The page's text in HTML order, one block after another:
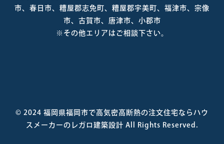
市、春日市、糟屋郡志免町、糟屋郡宇美町、福津市、宗像
市、古賀市、唐津市、小郡市
※その他エリアはご相談下さい。
© 2024 福岡県福岡市で高気密高断熱の注文住宅ならハウ
スメーカーのレガロ建築設計 All Rights Reserved.